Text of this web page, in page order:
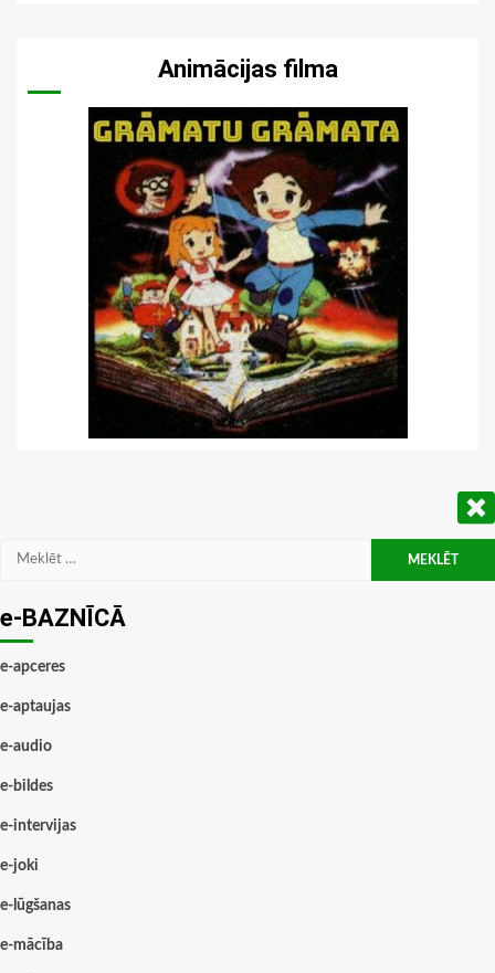
Animācijas filma
Meklēt:
e-BAZNĪCĀ
e-apceres
e-aptaujas
e-audio
e-bildes
e-intervijas
e-joki
e-lūgšanas
e-mācība